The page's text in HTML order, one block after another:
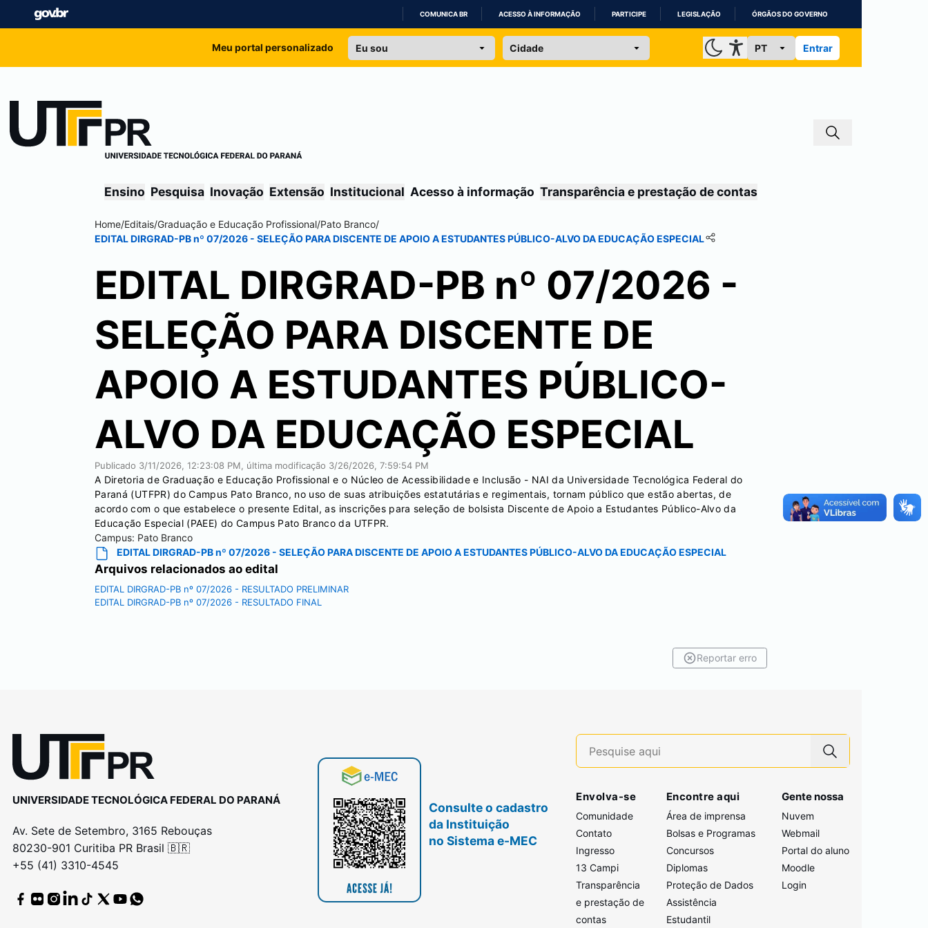
IR
COMUNICA BR ACESSO À INFORMAÇÃO PARTICIPE LEGISLAÇÃO ÓRGÃOS DO GOVERNO
Meu portal personalizado Entrar
Ensino Pesquisa Inovação Extensão Institucional Acesso à informação Transparência e prestação de contas
Home/Editais/Graduação e Educação Profissional/Pato Branco/
EDITAL DIRGRAD-PB nº 07/2026 - SELEÇÃO PARA DISCENTE DE APOIO A ESTUDANTES PÚBLICO-ALVO DA EDUCAÇÃO ESPECIAL
EDITAL DIRGRAD-PB nº 07/2026 -
SELEÇÃO PARA DISCENTE DE
APOIO A ESTUDANTES PÚBLICO-
ALVO DA EDUCAÇÃO ESPECIAL
Publicado 3/11/2026, 12:23:08 PM , última modificação 3/26/2026, 7:59:54 PM
A Diretoria de Graduação e Educação Profissional e o Núcleo de Acessibilidade e Inclusão - NAI da Universidade Tecnológica Federal do
Paraná (UTFPR) do Campus Pato Branco, no uso de suas atribuições estatutárias e regimentais, tornam público que estão abertas, de
acordo com o que estabelece o presente Edital, as inscrições para seleção de bolsista Discente de Apoio a Estudantes Público-Alvo da
Educação Especial (PAEE) do Campus Pato Branco da UTFPR.
Campus: Pato Branco
EDITAL DIRGRAD-PB nº 07/2026 - SELEÇÃO PARA DISCENTE DE APOIO A ESTUDANTES PÚBLICO-ALVO DA EDUCAÇÃO ESPECIAL
Arquivos relacionados ao edital
EDITAL DIRGRAD-PB nº 07/2026 - RESULTADO PRELIMINAR
EDITAL DIRGRAD-PB nº 07/2026 - RESULTADO FINAL
Reportar erro
UNIVERSIDADE TECNOLÓGICA FEDERAL DO PARANÁ
Av. Sete de Setembro, 3165 Rebouças
80230-901 Curitiba PR Brasil 🇧🇷
+55 (41) 3310-4545
Consulte o cadastro
da Instituição
no Sistema e-MEC
Envolva-se
Comunidade
Contato
Ingresso
13 Campi
Transparência
e prestação de
contas
Encontre aqui
Área de imprensa
Bolsas e Programas
Concursos
Diplomas
Proteção de Dados
Assistência
Estudantil
Gente nossa
Nuvem
Webmail
Portal do aluno
Moodle
Login